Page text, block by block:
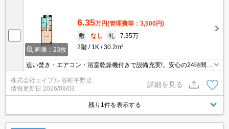
画像：23枚
6.35万円(管理費等：3,500円)
敷
なし 礼
7.35万
2階
1K 30.2m²
追い焚き・エアコン・浴室乾燥機付きで設備充実!。安心の24時間管
理。インターネット接続無料。宅配ボックスあり。玄関オートロッ
クなので安心。保証会社加入要(初回2.2万円、月額総支払額の2.2%/
月)。
株式会社エイブル 谷町平野店
情報更新日 2026/08/03
詳細を見る
残り1件を表示する